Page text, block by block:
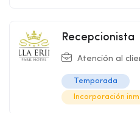
Recepcionista
Atención al
Temporada
Incorporación